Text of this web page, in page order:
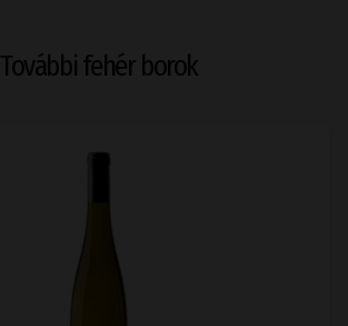
További fehér borok